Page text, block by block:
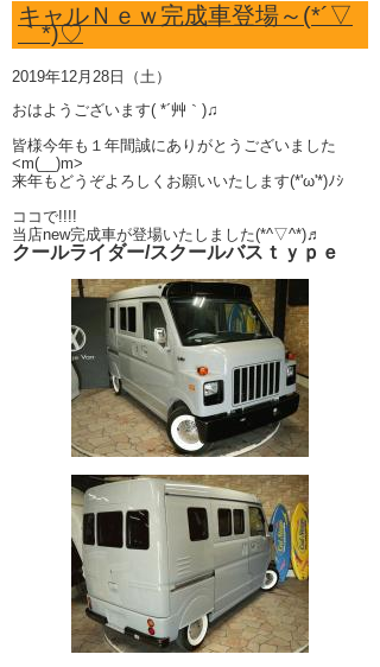
キャルＮｅｗ完成車登場～(*´▽
｀*)♡
2019年12月28日（土）
おはようございます( *´艸｀)♫
皆様今年も１年間誠にありがとうございました
<m(__)m>
来年もどうぞよろしくお願いいたします(*'ω'*)ﾉｼ
ココで!!!!
当店new完成車が登場いたしました(*^▽^*)♬
クールライダー/スクールバスｔｙｐｅ